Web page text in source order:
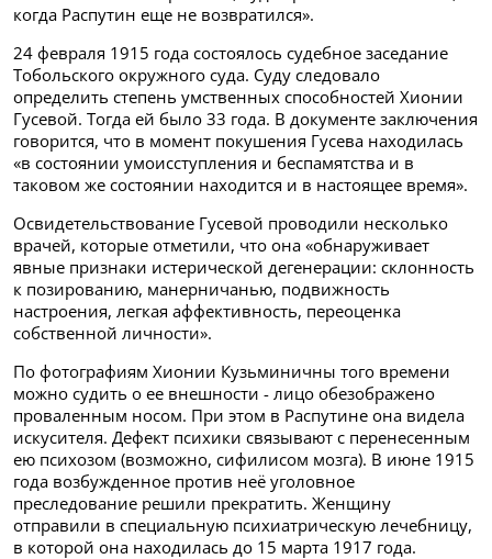
когда Распутин еще не возвратился».
24 февраля 1915 года состоялось судебное заседание
Тобольского окружного суда. Суду следовало
определить степень умственных способностей Хионии
Гусевой. Тогда ей было 33 года. В документе заключения
говорится, что в момент покушения Гусева находилась
«в состоянии умоисступления и беспамятства и в
таковом же состоянии находится и в настоящее время».
Освидетельствование Гусевой проводили несколько
врачей, которые отметили, что она «обнаруживает
явные признаки истерической дегенерации: склонность
к позированию, манерничанью, подвижность
настроения, легкая аффективность, переоценка
собственной личности».
По фотографиям Хионии Кузьминичны того времени
можно судить о ее внешности - лицо обезображено
проваленным носом. При этом в Распутине она видела
искусителя. Дефект психики связывают с перенесенным
ею психозом (возможно, сифилисом мозга). В июне 1915
года возбужденное против неё уголовное
преследование решили прекратить. Женщину
отправили в специальную психиатрическую лечебницу,
в которой она находилась до 15 марта 1917 года.